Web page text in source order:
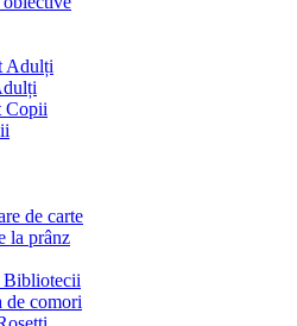
Adulți
Copii
de carte
la prânz
de comori